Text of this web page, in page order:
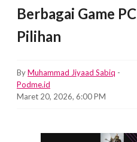
Berbagai Game PC
Pilihan
ByMuhammad Jiyaad Sabiq -
Podme.id
Maret 20, 2026, 6:00 PM